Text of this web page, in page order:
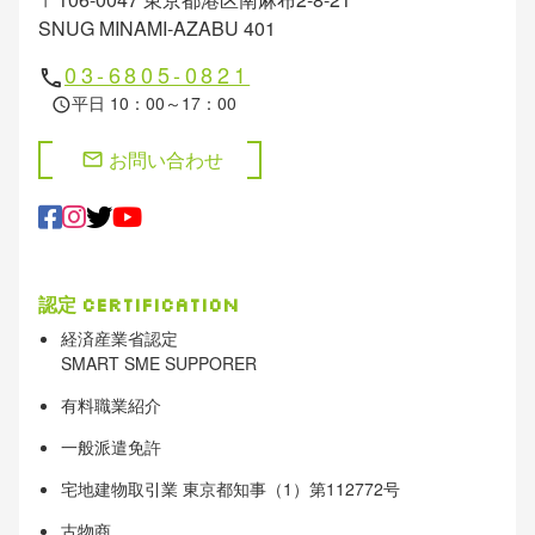
SNUG MINAMI-AZABU 401
phone03-6805-0821
schedule平日 10：00～17：00
mail お問い合わせ
認定 Certification
経済産業省認定
SMART SME SUPPORER
有料職業紹介
一般派遣免許
宅地建物取引業 東京都知事（1）第112772号
古物商